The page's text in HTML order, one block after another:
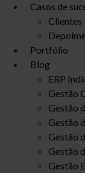
Casos de
Clientes
Portfólio
Blog
ERP
Gestão
Gestão
Gestão
Gestão
Gestão
Gestão